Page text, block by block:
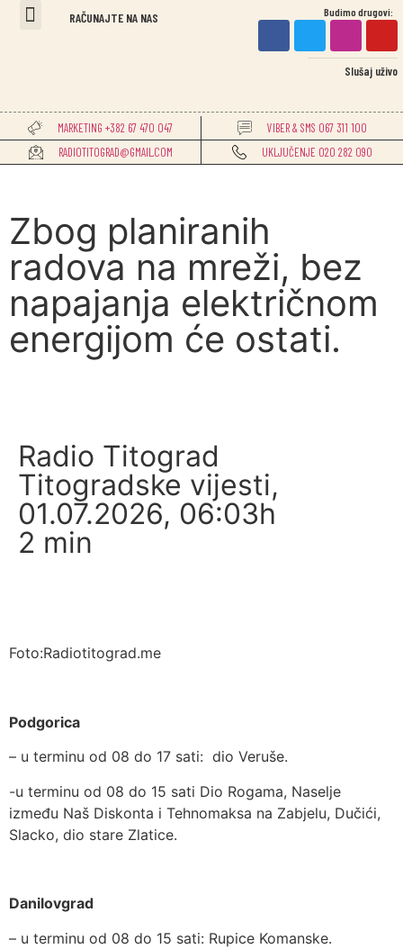
RAČUNAJTE NA NAS Budimo drugovi:
Slušaj uživo
MARKETING +382 67 470 047
VIBER & SMS 067 311 100
RADIOTITOGRAD@GMAIL.COM
UKLJUČENJE 020 282 090
Zbog planiranih
radova na mreži, bez
napajanja električnom
energijom će ostati.
Radio Titograd
Titogradske vijesti,
01.07.2026, 06:03h
2 min
Foto:Radiotitograd.me
Podgorica
– u terminu od 08 do 17 sati: dio Veruše.
-u terminu od 08 do 15 sati Dio Rogama, Naselje
između Naš Diskonta i Tehnomaksa na Zabjelu, Dučići,
Slacko, dio stare Zlatice.
Danilovgrad
– u terminu od 08 do 15 sati: Rupice Komanske.